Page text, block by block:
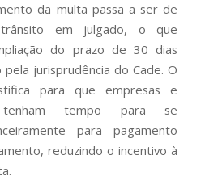
da multa passa a ser de
em julgado, o que
do prazo de 30 dias
jurisprudência do Cade. O
para que empresas e
tenham tempo para se
para pagamento
reduzindo o incentivo à